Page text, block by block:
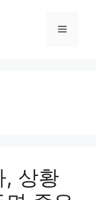
메
, 상황